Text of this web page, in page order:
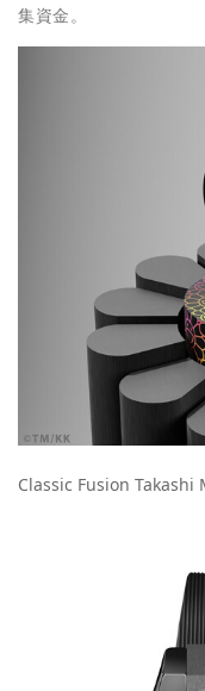
集資金。
Classic Fusion